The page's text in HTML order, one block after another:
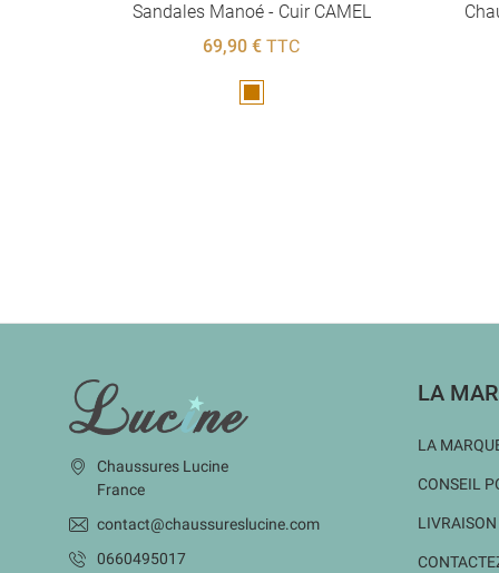
Sandales Manoé - Cuir CAMEL
69,90 €TTC
Marron
INFORMATIONS
Chaussures Lucine
France
contact@chaussureslucine.com
0660495017
LA
LA
CONSEIL
LIVRAISON